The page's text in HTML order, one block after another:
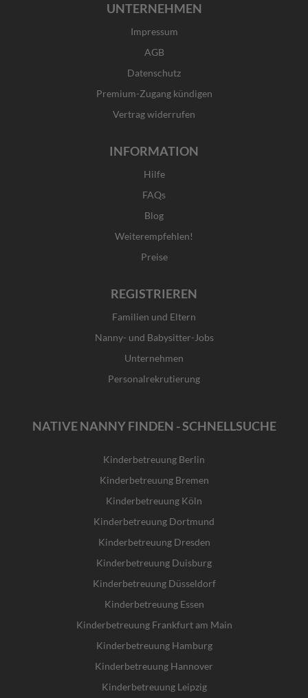
f
t
a
g
a
m
w
i
t
e
r
UNTERNEHMEN
Impressum
AGB
Datenschutz
Premium-Zugang kündigen
Vertrag widerrufen
INFORMATION
Hilfe
FAQs
Blog
Weiterempfehlen!
Preise
REGISTRIEREN
Familien und Eltern
Nanny- und Babysitter-Jobs
Unternehmen
Personalrekrutierung
NATIVE NANNY FINDEN - SCHNELLSUCHE
Kinderbetreuung Berlin
Kinderbetreuung Bremen
Kinderbetreuung Köln
Kinderbetreuung Dortmund
Kinderbetreuung Dresden
Kinderbetreuung Duisburg
Kinderbetreuung Düsseldorf
Kinderbetreuung Essen
Kinderbetreuung Frankfurt am Main
Kinderbetreuung Hamburg
Kinderbetreuung Hannover
Kinderbetreuung Leipzig